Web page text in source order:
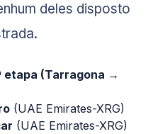
deles disposto
etapa (Tarragona →
(UAE Emirates-XRG)
(UAE Emirates-XRG)